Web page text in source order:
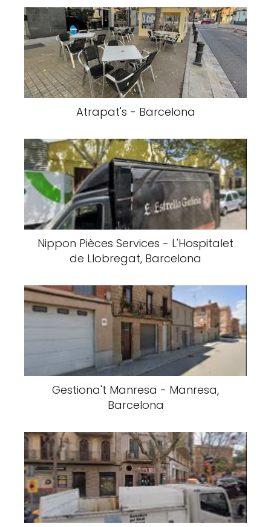
Atrapat's - Barcelona
Nippon Pièces Services - L'Hospitalet
de Llobregat, Barcelona
Gestiona't Manresa - Manresa,
Barcelona